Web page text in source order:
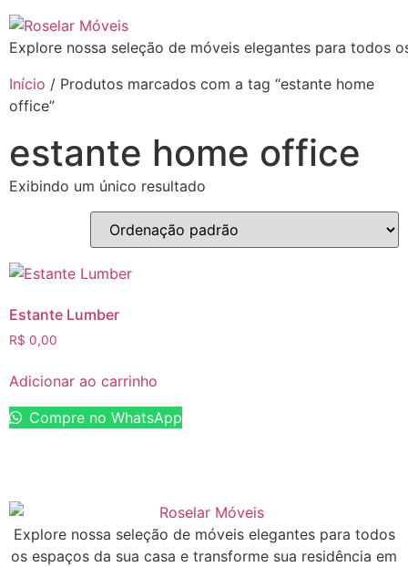
Explore nossa seleção de móveis elegantes para todos
Início / Produtos marcados com a tag “estante home
office”
estante home office
Exibindo um único resultado
Estante Lumber
R$ 0,00
Adicionar ao carrinho
Compre no WhatsApp
Explore nossa seleção de móveis elegantes para todos
os espaços da sua casa e transforme sua residência em